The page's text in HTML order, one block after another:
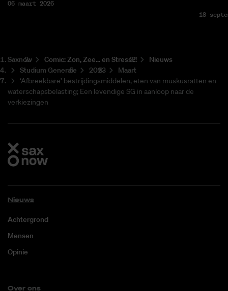
06 maart 2026
18
Saxnow Co­mic: Zon, Zee... en Stress?!
Nieuws
Studium Generale
2023
Maart
‘Afbreekbare’ bestrijdingsmiddelen, eten van muskusratten en
waterschapsbelasting; Een levendige SG in aanloop naar de
verkiezingen
Nieuws
Achtergrond
Mensen
Opinie
Over ons